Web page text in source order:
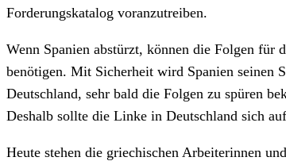
Forderungskatalog voranzutreiben.
Wenn Spanien abstürzt, können die Folgen
benötigen. Mit Sicherheit wird Spanien seinen
Deutschland, sehr bald die Folgen zu spüren
Deshalb sollte die Linke in Deutschland sich
Heute stehen die griechischen Arbeiterinnen